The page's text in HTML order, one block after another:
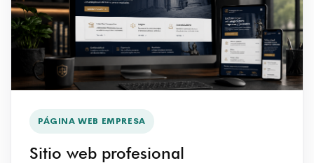
PÁGINA WEB EMPRESA
Sitio web profesional